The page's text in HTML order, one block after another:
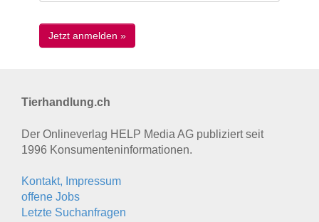
Tierhandlung.ch
Der Onlineverlag HELP Media AG publiziert seit
1996 Konsumenten­informationen.
Kontakt, Impressum
offene Jobs
Letzte Suchanfragen